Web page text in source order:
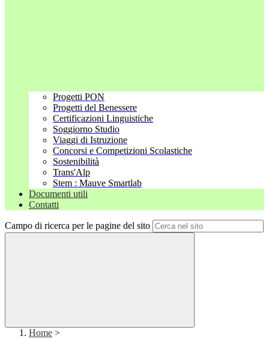
Progetti PON
Progetti del Benessere
Certificazioni Linguistiche
Soggiorno Studio
Viaggi di Istruzione
Concorsi e Competizioni Scolastiche
Sostenibilità
Trans'Alp
Stem : Mauve Smartlab
Documenti utili
Contatti
Campo di ricerca per le pagine del sito
Home >